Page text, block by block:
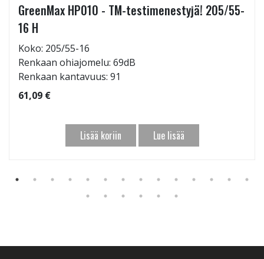
GreenMax HP010 - TM-testimenestyjä! 205/55-
16 H
Koko: 205/55-16
Renkaan ohiajomelu: 69dB
Renkaan kantavuus: 91
61,09 €
Lisää koriin Lue lisää